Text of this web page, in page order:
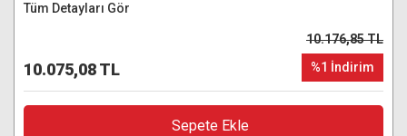
Tüm Detayları Gör
10.075,08 TL
10.176,85 TL
%1 İndirim
Sepete Ekle